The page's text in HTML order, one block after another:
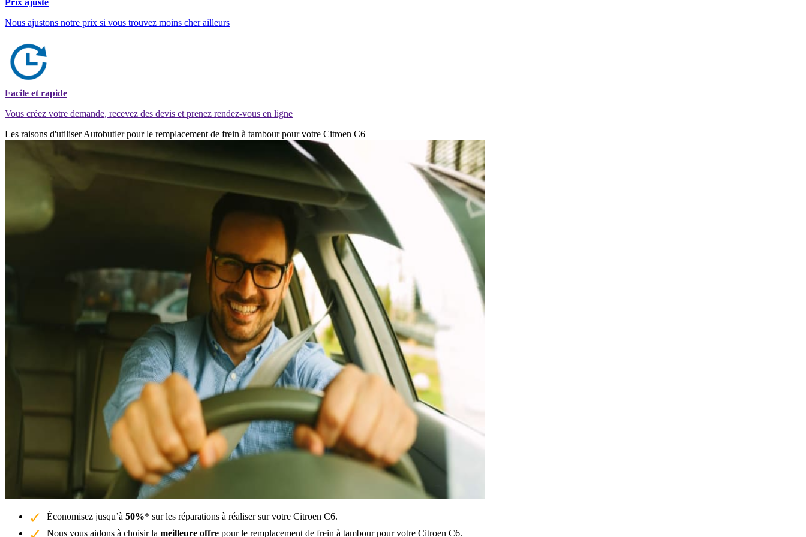
Nous ajustons notre prix si vous trouvez moins cher ailleurs
Facile et rapide
Vous créez votre demande, recevez des devis et prenez rendez-vous en ligne
Les raisons d'utiliser Autobutler pour le remplacement de frein à tambour pour votre Citroen C6
Économisez jusqu’à 50%* sur les réparations à réaliser sur votre Citroen C6.
Nous vous aidons à choisir la meilleure offre pour le remplacement de frein à tambour pour votre Citroen C6.